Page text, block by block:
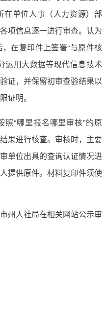
单位人事（人力资源）部
项信息逐一进行审查。认为
在复印件上签署“与原件核
运用大数据等现代信息技术
证，并保留初审查验结果以
证明。
照“哪里报名哪里审核”的原
果进行核查。审核时，主要
单位出具的查询认证情况进
提供原件。材料复印件须使
州人社局在相关网站公示审